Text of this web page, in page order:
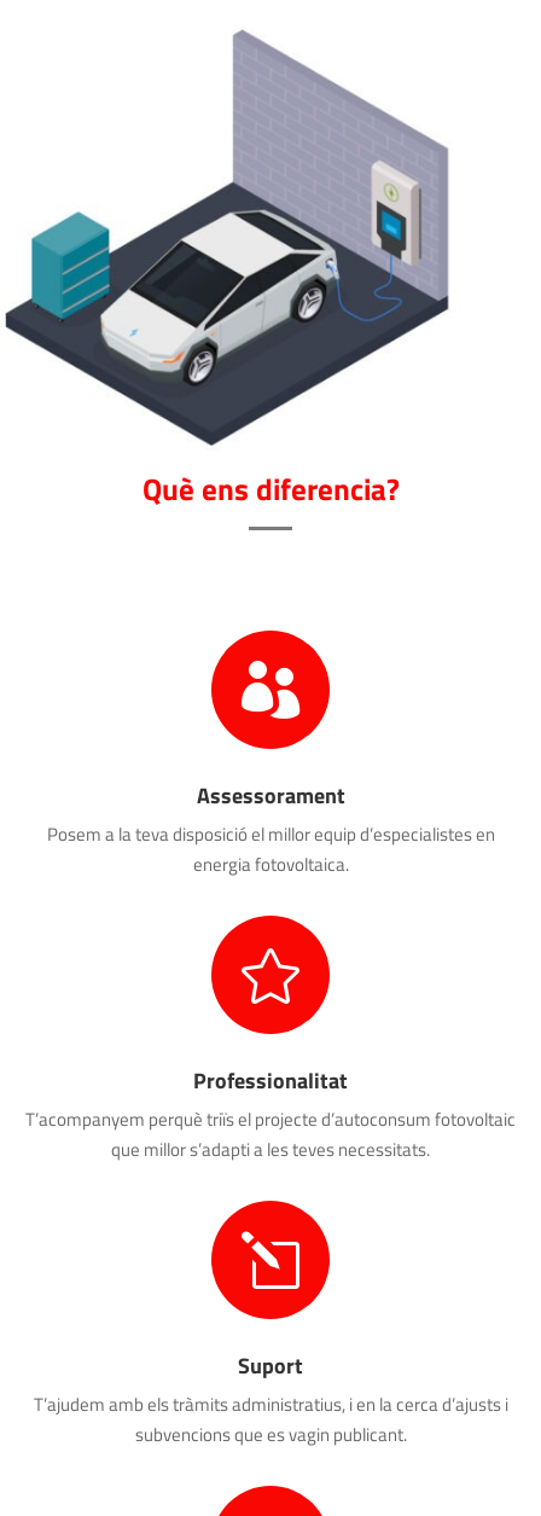
Què ens diferencia?

Assessorament
Posem a la teva disposició el millor equip d’especialistes en
energia fotovoltaica.

Professionalitat
T’acompanyem perquè triïs el projecte d’autoconsum fotovoltaic
que millor s’adapti a les teves necessitats.
l
Suport
T’ajudem amb els tràmits administratius, i en la cerca d’ajusts i
subvencions que es vagin publicant.